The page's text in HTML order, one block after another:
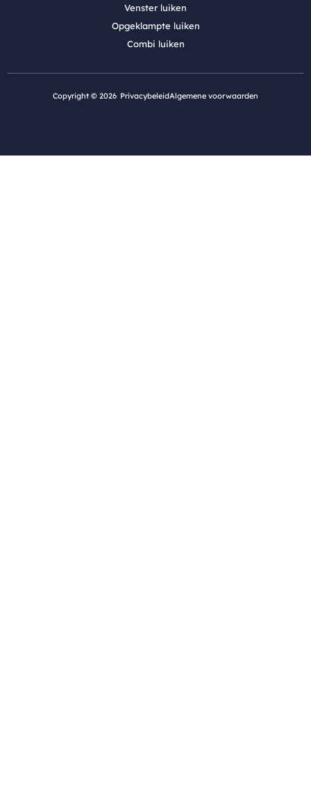
Venster luiken
Opgeklampte luiken
Combi luiken
Copyright © 2026 PrivacybeleidAlgemene voorwaarden